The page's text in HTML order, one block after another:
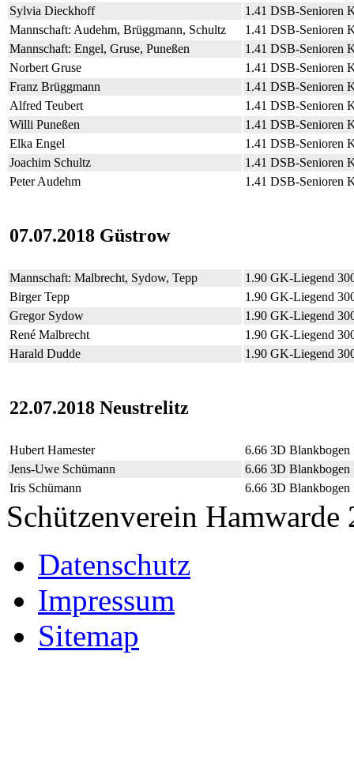
Sylvia Dieckhoff
1.41 DSB-Senioren
Mannschaft: Audehm, Brüggmann, Schultz
1.41 DSB-Senioren
Mannschaft: Engel, Gruse, Puneßen
1.41 DSB-Senioren
Norbert Gruse
1.41 DSB-Senioren
Franz Brüggmann
1.41 DSB-Senioren
Alfred Teubert
1.41 DSB-Senioren
Willi Puneßen
1.41 DSB-Senioren
Elka Engel
1.41 DSB-Senioren
Joachim Schultz
1.41 DSB-Senioren
Peter Audehm
1.41 DSB-Senioren
07.07.2018 Güstrow
Mannschaft: Malbrecht, Sydow, Tepp
1.90 GK-Liegend
Birger Tepp
1.90 GK-Liegend
Gregor Sydow
1.90 GK-Liegend
René Malbrecht
1.90 GK-Liegend
Harald Dudde
1.90 GK-Liegend
22.07.2018 Neustrelitz
Hubert Hamester
6.66 3D Blankbogen
Jens-Uwe Schümann
6.66 3D Blankbogen
Iris Schümann
6.66 3D Blankbogen
Schützenverein Hamwarde
Datenschutz
Impressum
Sitemap